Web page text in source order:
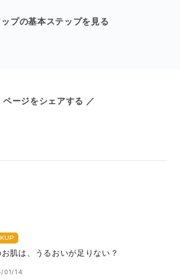
プの基本ステップを見る
ページをシェアする ／
お肌は、うるおいが足りない？
01/14